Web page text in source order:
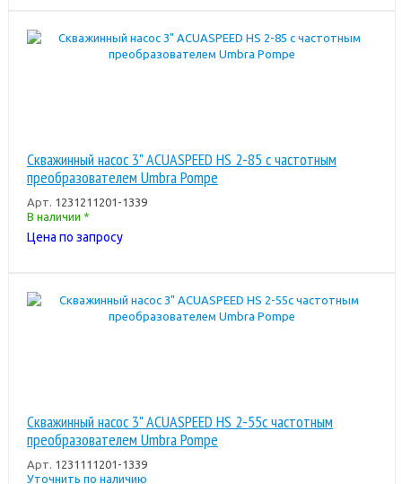
Скважинный насос 3" ACUASPEED HS 2-85 с частотным
преобразователем Umbra Pompe
Арт. 1231211201-1339
В наличии *
Цена по запросу
Скважинный насос 3" ACUASPEED HS 2-55с частотным
преобразователем Umbra Pompe
Арт. 1231111201-1339
Уточнить по наличию